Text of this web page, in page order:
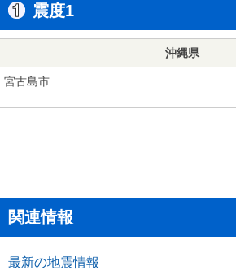
震度1
沖縄県
宮古島市
関連情報
最新の地震情報